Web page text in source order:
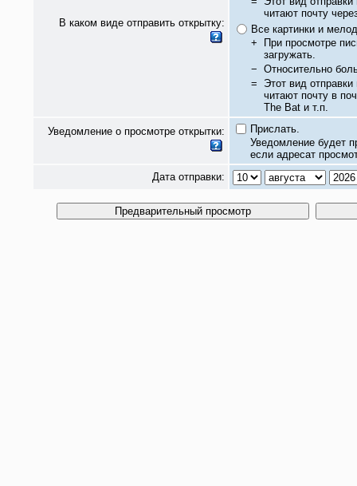
В каком виде отправить открытку:
читают почту
Все картинки и
+
При просмотре
загружать.
− Относительно
= Этот вид
читают почту в
The Bat и т.п.
Уведомление о просмотре открытки:
Прислать.
Уведомление будет
если адресат
Дата отправки: